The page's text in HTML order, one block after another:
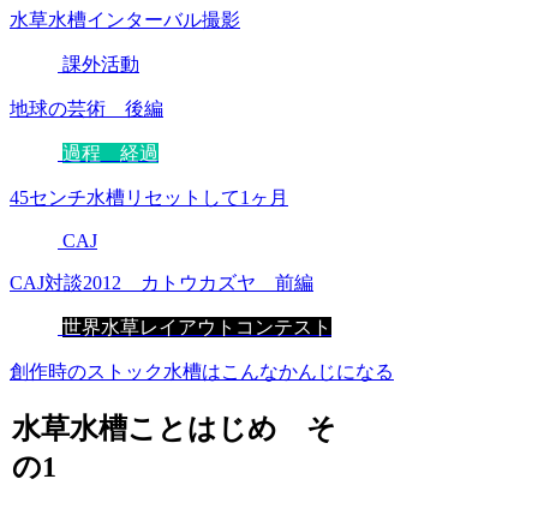
水草水槽インターバル撮影
課外活動
地球の芸術 後編
過程 経過
45センチ水槽リセットして1ヶ月
CAJ
CAJ対談2012 カトウカズヤ 前編
世界水草レイアウトコンテスト
創作時のストック水槽はこんなかんじになる
水草水槽ことはじめ そ
の1